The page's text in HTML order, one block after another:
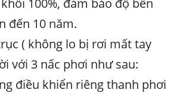
100%, đảm bảo độ bền
đến 10 năm.
( không lo bị rơi mất tay
với 3 nấc phơi như sau:
điều khiển riêng thanh phơi